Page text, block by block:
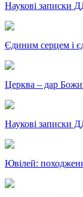
Наукові записки
Єдиним серцем і
Церква – дар
Наукові записки
Ювілей: